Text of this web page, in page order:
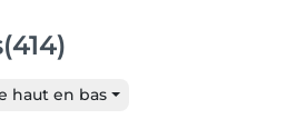
(414)
haut en bas